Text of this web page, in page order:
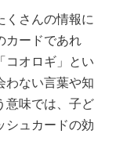
くさんの情報に
カードであれ
コオロギ」とい
わない言葉や知
意味では、子ど
シュカードの効